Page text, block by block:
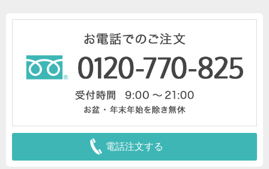
電話注文する